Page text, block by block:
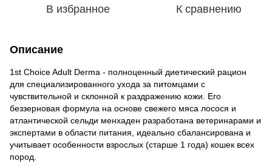
В избранное К сравнению
Описание
1st Choice Adult Derma - полноценный диетический рацион
для специализированного ухода за питомцами с
чувствительной и склонной к раздражению кожи. Его
беззерновая формула на основе свежего мяса лосося и
атлантической сельди менхаден разработана ветеринарами и
экспертами в области питания, идеально сбалансирована и
учитывает особенности взрослых (старше 1 года) кошек всех
пород.